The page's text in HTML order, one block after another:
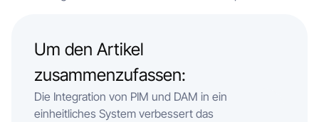
Um den Artikel
zusammenzufassen:
Die Integration von PIM und DAM in ein
einheitliches System verbessert das